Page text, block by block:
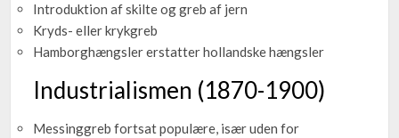
Introduktion af skilte og greb af jern
Kryds- eller krykgreb
Hamborghængsler erstatter hollandske hængsler
Industrialismen (1870-1900)
Messinggreb fortsat populære, især uden for